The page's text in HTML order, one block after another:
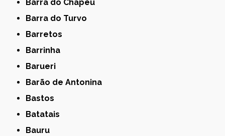
Barra do Chapéu
Barra do Turvo
Barretos
Barrinha
Barueri
Barão de Antonina
Bastos
Batatais
Bauru